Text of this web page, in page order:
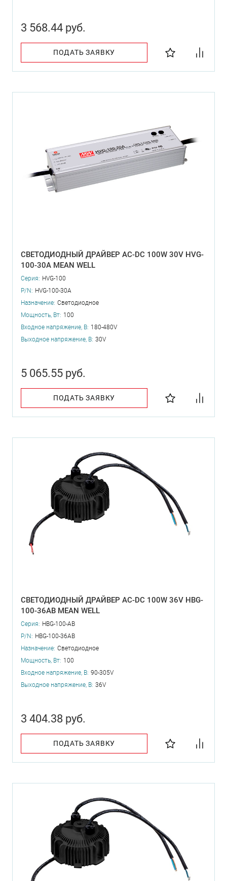
3 568.44 руб.
ПОДАТЬ ЗАЯВКУ
СВЕТОДИОДНЫЙ ДРАЙВЕР AC-DC 100W 30V HVG-
100-30A MEAN WELL
Серия: HVG-100
P/N: HVG-100-30A
Назначение: Светодиодное
Мощность, Вт: 100
Входное напряжение, В: 180-480V
Выходное напряжение, В: 30V
5 065.55 руб.
ПОДАТЬ ЗАЯВКУ
СВЕТОДИОДНЫЙ ДРАЙВЕР AC-DC 100W 36V HBG-
100-36AB MEAN WELL
Серия: HBG-100-AB
P/N: HBG-100-36AB
Назначение: Светодиодное
Мощность, Вт: 100
Входное напряжение, В: 90-305V
Выходное напряжение, В: 36V
3 404.38 руб.
ПОДАТЬ ЗАЯВКУ